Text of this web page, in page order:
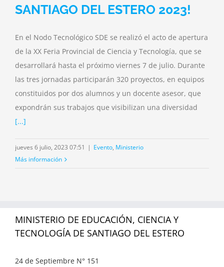
SANTIAGO DEL ESTERO 2023!
En el Nodo Tecnológico SDE se realizó el acto de apertura
de la XX Feria Provincial de Ciencia y Tecnología, que se
desarrollará hasta el próximo viernes 7 de julio. Durante
las tres jornadas participarán 320 proyectos, en equipos
constituidos por dos alumnos y un docente asesor, que
expondrán sus trabajos que visibilizan una diversidad
[...]
jueves 6 julio, 2023 07:51 | Evento, Ministerio
Más información
MINISTERIO DE EDUCACIÓN, CIENCIA Y
TECNOLOGÍA DE SANTIAGO DEL ESTERO
24 de Septiembre N° 151